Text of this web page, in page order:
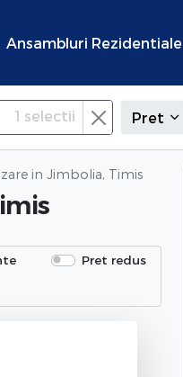
Ansambluri Rezidentiale
1 selectii Pret
in Jimbolia, Timis
Pret redus